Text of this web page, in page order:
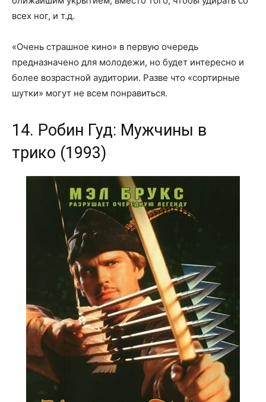
всех ног, и т.д.
«Очень страшное кино» в первую очередь
предназначено для молодежи, но будет интересно и
более возрастной аудитории. Разве что «сортирные
шутки» могут не всем понравиться.
14. Робин Гуд: Мужчины в
трико (1993)